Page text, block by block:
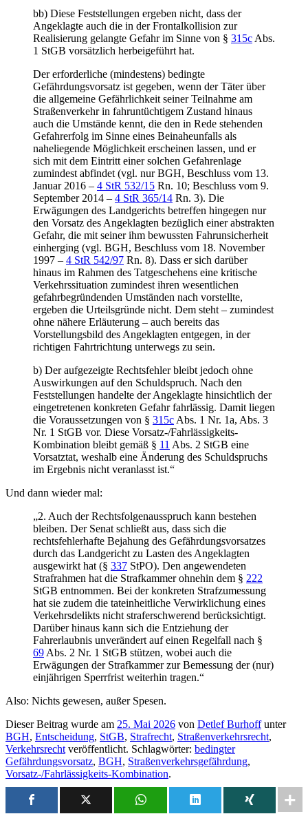
bb) Diese Feststellungen ergeben nicht, dass der
Angeklagte auch die in der Frontalkollision zur
Realisierung gelangte Gefahr im Sinne von § 315c Abs.
1 StGB vorsätzlich herbeigeführt hat.
Der erforderliche (mindestens) bedingte
Gefährdungsvorsatz ist gegeben, wenn der Täter über
die allgemeine Gefährlichkeit seiner Teilnahme am
Straßenverkehr in fahruntüchtigem Zustand hinaus
auch die Umstände kennt, die den in Rede stehenden
Gefahrerfolg im Sinne eines Beinaheunfalls als
naheliegende Möglichkeit erscheinen lassen, und er
sich mit dem Eintritt einer solchen Gefahrenlage
zumindest abfindet (vgl. nur BGH, Beschluss vom 13.
Januar 2016 – 4 StR 532/15 Rn. 10; Beschluss vom 9.
September 2014 – 4 StR 365/14 Rn. 3). Die
Erwägungen des Landgerichts betreffen hingegen nur
den Vorsatz des Angeklagten bezüglich einer abstrakten
Gefahr, die mit seiner ihm bewussten Fahrunsicherheit
einherging (vgl. BGH, Beschluss vom 18. November
1997 – 4 StR 542/97 Rn. 8). Dass er sich darüber
hinaus im Rahmen des Tatgeschehens eine kritische
Verkehrssituation zumindest ihren wesentlichen
gefahrbegründenden Umständen nach vorstellte,
ergeben die Urteilsgründe nicht. Dem steht – zumindest
ohne nähere Erläuterung – auch bereits das
Vorstellungsbild des Angeklagten entgegen, in der
richtigen Fahrtrichtung unterwegs zu sein.
b) Der aufgezeigte Rechtsfehler bleibt jedoch ohne
Auswirkungen auf den Schuldspruch. Nach den
Feststellungen handelte der Angeklagte hinsichtlich der
eingetretenen konkreten Gefahr fahrlässig. Damit liegen
die Voraussetzungen von § 315c Abs. 1 Nr. 1a, Abs. 3
Nr. 1 StGB vor. Diese Vorsatz-/Fahrlässigkeits-
Kombination bleibt gemäß § 11 Abs. 2 StGB eine
Vorsatztat, weshalb eine Änderung des Schuldspruchs
im Ergebnis nicht veranlasst ist.“
Und dann wieder mal:
„2. Auch der Rechtsfolgenausspruch kann bestehen
bleiben. Der Senat schließt aus, dass sich die
rechtsfehlerhafte Bejahung des Gefährdungsvorsatzes
durch das Landgericht zu Lasten des Angeklagten
ausgewirkt hat (§ 337 StPO). Den angewendeten
Strafrahmen hat die Strafkammer ohnehin dem § 222
StGB entnommen. Bei der konkreten Strafzumessung
hat sie zudem die tateinheitliche Verwirklichung eines
Verkehrsdelikts nicht straferschwerend berücksichtigt.
Darüber hinaus kann sich die Entziehung der
Fahrerlaubnis unverändert auf einen Regelfall nach §
69 Abs. 2 Nr. 1 StGB stützen, wobei auch die
Erwägungen der Strafkammer zur Bemessung der (nur)
einjährigen Sperrfrist weiterhin tragen.“
Also: Nichts gewesen, außer Spesen.
Dieser Beitrag wurde am 25. Mai 2026 von Detlef Burhoffunter
BGH, Entscheidung, StGB, Strafrecht, Straßenverkehrsrecht,
Verkehrsrecht veröffentlicht. Schlagwörter: bedingter
Gefährdungsvorsatz, BGH, Straßenverkehrsgefährdung,
Vorsatz-/Fahrlässigkeits-Kombination.